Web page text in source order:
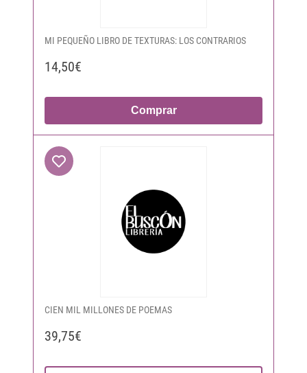
MI PEQUEÑO LIBRO DE TEXTURAS: LOS CONTRARIOS
14,50€
Comprar
CIEN MIL MILLONES DE POEMAS
39,75€